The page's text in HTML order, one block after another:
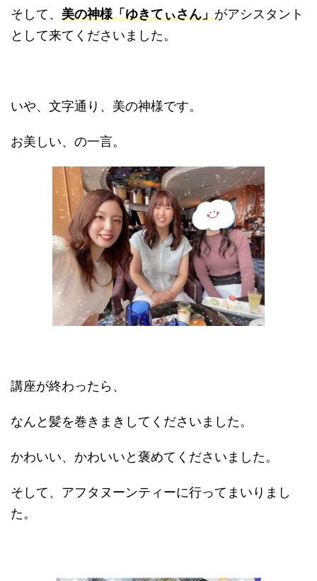
そして、 美の神様「ゆきてぃさん」がアシスタント
として来てくださいました。
いや、文字通り、美の神様です。
お美しい、の一言。
講座が終わったら、
なんと髪を巻きまきしてくださいました。
かわいい、かわいいと褒めてくださいました。
そして、アフタヌーンティーに行ってまいりまし
た。